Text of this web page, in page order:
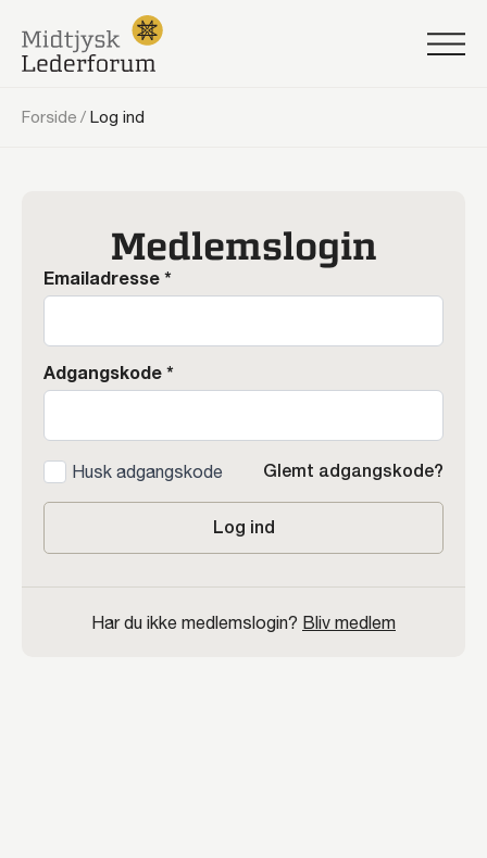
Forside / Log ind
Medlemslogin
Emailadresse *
Adgangskode *
Husk adgangskode Glemt adgangskode?
Log ind
Har du ikke medlemslogin? Bliv medlem